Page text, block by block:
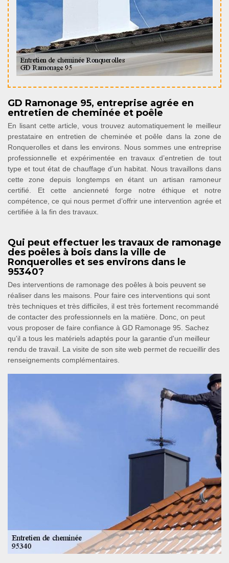
GD Ramonage 95, entreprise agrée en
entretien de cheminée et poêle
En lisant cette article, vous trouvez automatiquement le meilleur
prestataire en entretien de cheminée et poêle dans la zone de
Ronquerolles et dans les environs. Nous sommes une entreprise
professionnelle et expérimentée en travaux d’entretien de tout
type et tout état de chauffage d’un habitat. Nous travaillons dans
cette zone depuis longtemps en étant un artisan ramoneur
certifié. Et cette ancienneté forge notre éthique et notre
compétence, ce qui nous permet d’offrir une intervention agrée et
certifiée à la fin des travaux.
Qui peut effectuer les travaux de ramonage
des poêles à bois dans la ville de
Ronquerolles et ses environs dans le
95340?
Des interventions de ramonage des poêles à bois peuvent se
réaliser dans les maisons. Pour faire ces interventions qui sont
très techniques et très difficiles, il est très fortement recommandé
de contacter des professionnels en la matière. Donc, on peut
vous proposer de faire confiance à GD Ramonage 95. Sachez
qu'il a tous les matériels adaptés pour la garantie d'un meilleur
rendu de travail. La visite de son site web permet de recueillir des
renseignements complémentaires.